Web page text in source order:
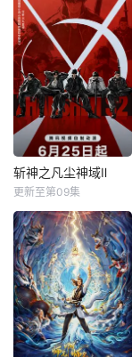
斩神之凡尘神域Ⅱ
更新至第09集